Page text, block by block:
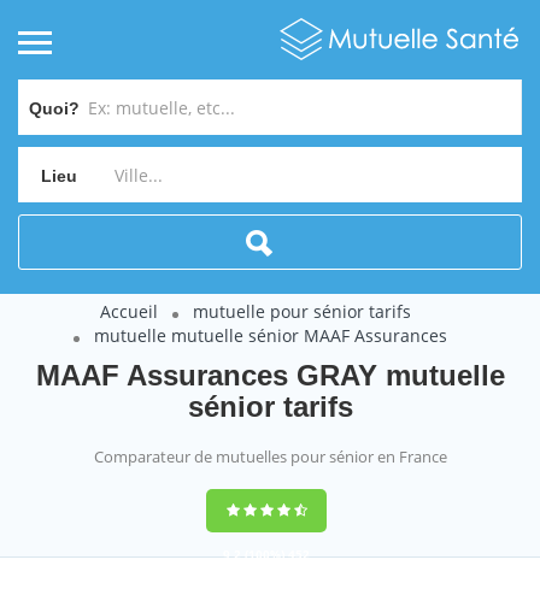
Quoi?
Lieu
Accueil
mutuelle pour sénior tarifs
mutuelle mutuelle sénior MAAF Assurances
MAAF Assurances GRAY mutuelle
sénior tarifs
Comparateur de mutuelles pour sénior en France
9,2(100%)452